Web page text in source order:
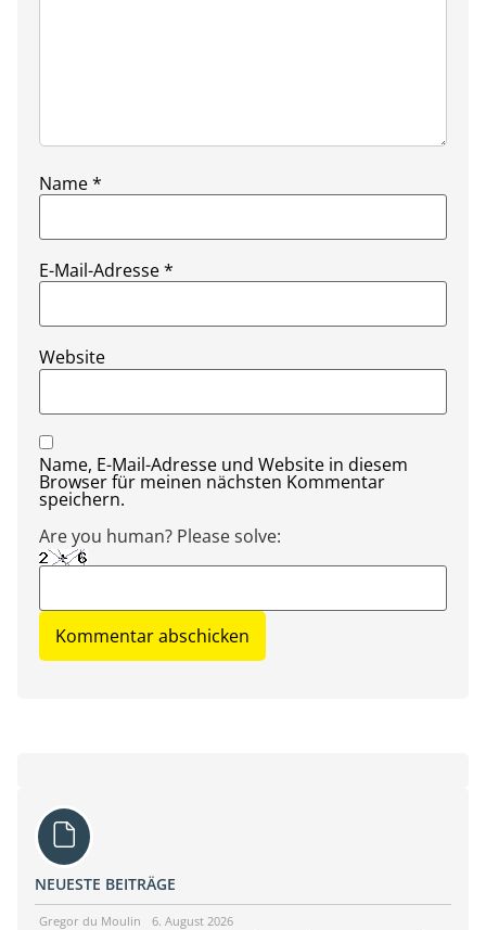
Name*
E-Mail-Adresse*
Website
Name, E-Mail-Adresse und Website in diesem
Browser für meinen nächsten Kommentar
speichern.
Are you human? Please solve:
NEUESTE BEITRÄGE
Gregor du Moulin 6. August 2026